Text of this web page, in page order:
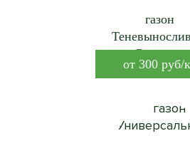
газон
Стандарт
от 300 руб/